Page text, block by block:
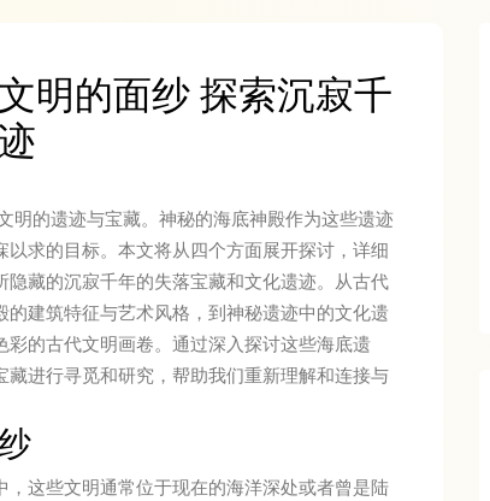
明的面纱 探索沉寂千
明的遗迹与宝藏。神秘的海底神殿作为这些遗迹
求的目标。本文将从四个方面展开探讨，详细
藏的沉寂千年的失落宝藏和文化遗迹。从古代
建筑特征与艺术风格，到神秘遗迹中的文化遗
的古代文明画卷。通过深入探讨这些海底遗
进行寻觅和研究，帮助我们重新理解和连接与
这些文明通常位于现在的海洋深处或者曾是陆